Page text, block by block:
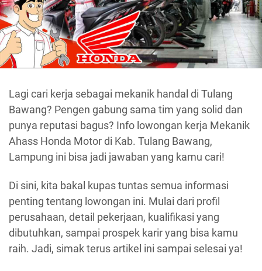
Lagi cari kerja sebagai mekanik handal di Tulang
Bawang? Pengen gabung sama tim yang solid dan
punya reputasi bagus? Info lowongan kerja Mekanik
Ahass Honda Motor di Kab. Tulang Bawang,
Lampung ini bisa jadi jawaban yang kamu cari!
Di sini, kita bakal kupas tuntas semua informasi
penting tentang lowongan ini. Mulai dari profil
perusahaan, detail pekerjaan, kualifikasi yang
dibutuhkan, sampai prospek karir yang bisa kamu
raih. Jadi, simak terus artikel ini sampai selesai ya!